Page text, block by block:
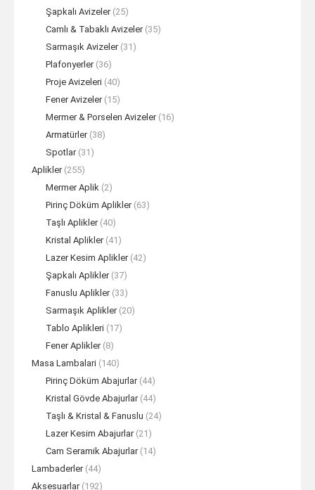
Şapkalı Avizeler (25)
Camlı & Tabaklı Avizeler (35)
Sarmaşık Avizeler (31)
Plafonyerler (36)
Proje Avizeleri (40)
Fener Avizeler (15)
Mermer & Porselen Avizeler (16)
Armatürler (38)
Spotlar (31)
Aplikler (255)
Mermer Aplik (2)
Pirinç Döküm Aplikler (63)
Taşlı Aplikler (40)
Kristal Aplikler (41)
Lazer Kesim Aplikler (42)
Şapkalı Aplikler (37)
Fanuslu Aplikler (33)
Sarmaşık Aplikler (20)
Tablo Aplikleri (17)
Fener Aplikler (8)
Masa Lambalari (140)
Pirinç Döküm Abajurlar (44)
Kristal Gövde Abajurlar (44)
Taşlı & Kristal & Fanuslu (24)
Lazer Kesim Abajurlar (21)
Cam Seramik Abajurlar (14)
Lambaderler (44)
Aksesuarlar (192)